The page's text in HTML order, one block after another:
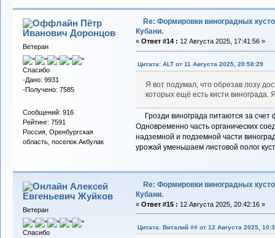
Пётр
Иванович Доронцов
Ветеран
Спасибо
-Дано: 9931
-Получено: 7585
Сообщений: 916
Рейтинг: 7591
Россия, Оренбургская
область, поселок Акбулак
Re: Формировки виноградных
Кубани.
« Ответ #14 : 12 Августа 2025, 17:41:56 »
Цитата: ALT от 11 Августа 2025, 20:58:29
Я вот подумал, что обрезав лозу
которых ещё есть кисти винограда.
Грозди винограда питаются за счет
Одновременно часть органических
надземной и подземной части
урожай уменьшаем листовой полог
Алексей
Евгеньевич Жуйков
Ветеран
Спасибо
Re: Формировки виноградных
Кубани.
« Ответ #15 : 12 Августа 2025, 20:42:16 »
Цитата: Виталий ## от 12 Августа 2025,